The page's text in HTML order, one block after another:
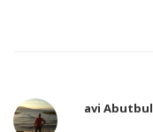
avi Abutbul